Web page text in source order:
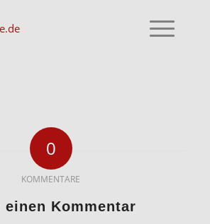
0
KOMMENTARE
Kommentar